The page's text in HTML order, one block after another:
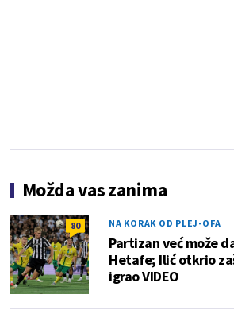
Možda vas zanima
80 NA KORAK OD PLEJ-OFA
Partizan već može
Hetafe; Ilić otkrio
igrao VIDEO